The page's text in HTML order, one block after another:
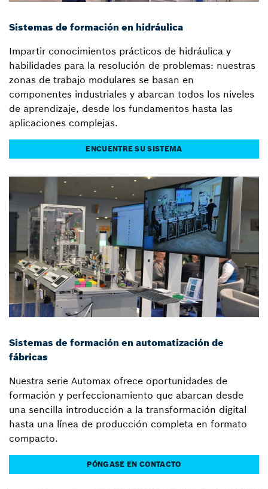
Sistemas de formación en hidráulica
Impartir conocimientos prácticos de hidráulica y
habilidades para la resolución de problemas: nuestras
zonas de trabajo modulares se basan en
componentes industriales y abarcan todos los niveles
de aprendizaje, desde los fundamentos hasta las
aplicaciones complejas.
ENCUENTRE SU SISTEMA
Sistemas de formación en automatización de
fábricas
Nuestra serie Automax ofrece oportunidades de
formación y perfeccionamiento que abarcan desde
una sencilla introducción a la transformación digital
hasta una línea de producción completa en formato
compacto.
PÓNGASE EN CONTACTO